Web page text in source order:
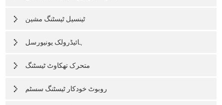
ٹینسیل ٹیسٹنگ مشین
ہائیڈرولک یونیورسل
متحرک تھکاوٹ ٹیسٹنگ
روبوٹ خودکار ٹیسٹنگ سسٹم